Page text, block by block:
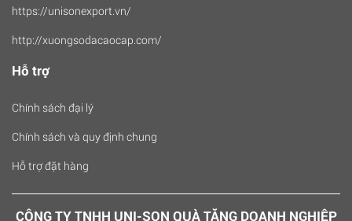
https://unisonexport.vn/
http://xuongsodacaocap.com/
Hỗ trợ
Chính sách đại lý
Chính sách và quy định chung
Hỗ trợ đặt hàng
CÔNG TY TNHH UNI-SON QUÀ TẶNG DOANH NGHIỆP